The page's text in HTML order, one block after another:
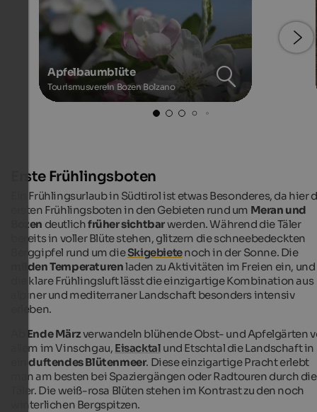
Apfelbaumblüte
Tourismusverein Bozen Bolzano
Erste Frühlingsboten
Ein Frühlingsurlaub in Südtirol ist etwas Besonderes, da hier
ersten Frühlingsboten in den Gebieten rund um Meran und
Bozen deutlichfrüher sichtbarwerden. Während die Täler
bereits in voller Blüte stehen, glitzern die schneebedeckten
Berggipfel rund um dieSkigebietenoch in der Sonne. Die
milden Temperaturenladen zu Aktivitäten im Freien ein, und
die klare Frühlingsluft lässt die einzigartige Kombination aus
alpiner und mediterraner Landschaft besonders intensiv
erleben.
Ende Märzverwandeln blühende Obst- und Apfelgärten
allem im Vinschgau, Eisacktal und Etschtal die Landschaft in
einduftendes Blütenmeer. Diese einzigartige Pracht erlebt
man am besten bei Spaziergängen oder Radtouren durch die
Täler. Die weiß-rosa Blüten stehen im Kontrast zu den noch
winterlichen Bergspitzen.